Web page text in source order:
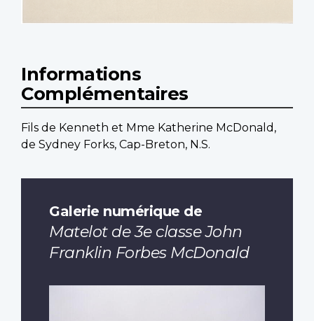
Informations
Complémentaires
Fils de Kenneth et Mme Katherine McDonald,
de Sydney Forks, Cap-Breton, N.S.
Galerie numérique de
Matelot de 3e classe John
Franklin Forbes McDonald